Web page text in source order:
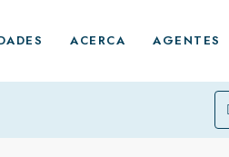
ACERCA AGENTES